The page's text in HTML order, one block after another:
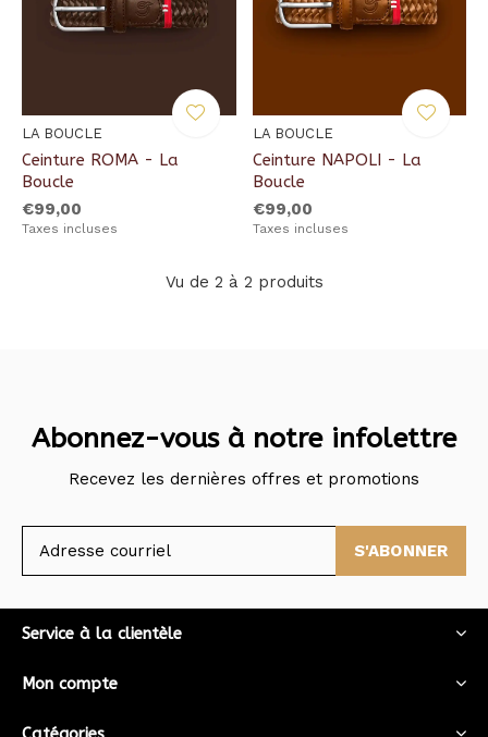
LA BOUCLE
Ceinture ROMA - La
Boucle
€99,00
Taxes incluses
LA BOUCLE
Ceinture NAPOLI - La
Boucle
€99,00
Taxes incluses
Vu de 2 à 2 produits
Abonnez-vous à notre infolettre
Recevez les dernières offres et promotions
S'ABONNER
Service à la clientèle
Mon compte